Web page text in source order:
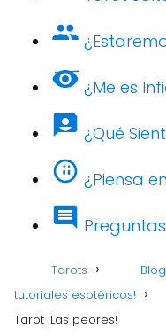
¿Me es
¿Qué
¿Piensa
Preguntas
Tarots
tutoriales esotéricos!
Tarot ¡Las peores!